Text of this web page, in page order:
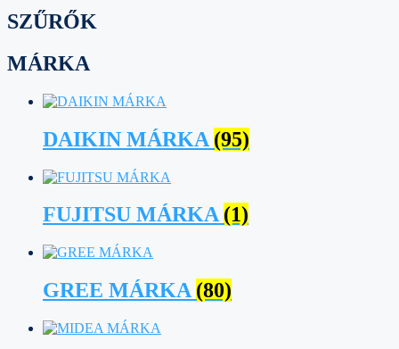
SZŰRŐK
MÁRKA
DAIKIN MÁRKA (95)
FUJITSU MÁRKA(1)
GREE MÁRKA(80)